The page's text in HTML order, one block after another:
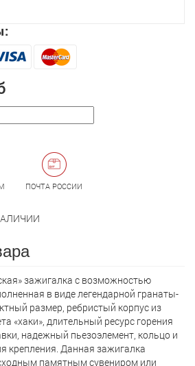
ПОЧТА РОССИИ
зажигалка с возможностью
в виде легендарной гранаты-
размер, ребристый корпус из
«хаки», длительный ресурс горения
надежный пьезоэлемент, кольцо и
крепления. Данная зажигалка
памятным сувениром или